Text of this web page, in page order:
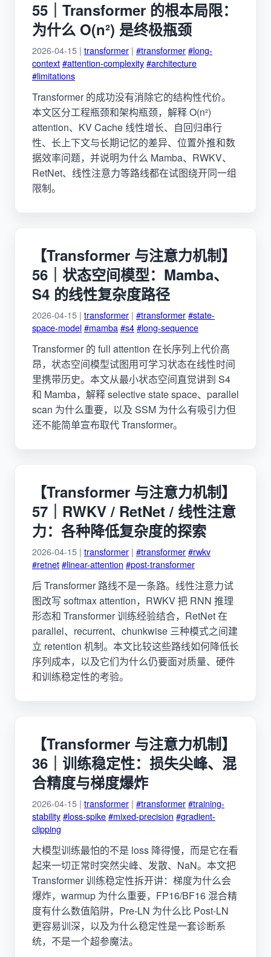
55｜Transformer 的根本局限：
为什么 O(n²) 是终极瓶颈
2026-04-15 | transformer | #transformer#long-
context#attention-complexity#architecture
#limitations
Transformer 的成功没有消除它的结构性代价。
本文区分工程瓶颈和架构瓶颈，解释 O(n²)
attention、KV Cache 线性增长、自回归串行
性、长上下文与长期记忆的差异、位置外推和数
据效率问题，并说明为什么 Mamba、RWKV、
RetNet、线性注意力等路线都在试图绕开同一组
限制。
【Transformer 与注意力机制】
56｜状态空间模型：Mamba、
S4 的线性复杂度路径
2026-04-15 | transformer | #transformer#state-
space-model#mamba#s4#long-sequence
Transformer 的 full attention 在长序列上代价高
昂，状态空间模型试图用可学习状态在线性时间
里携带历史。本文从最小状态空间直觉讲到 S4
和 Mamba，解释 selective state space、parallel
scan 为什么重要，以及 SSM 为什么有吸引力但
还不能简单宣布取代 Transformer。
【Transformer 与注意力机制】
57｜RWKV / RetNet / 线性注意
力：各种降低复杂度的探索
2026-04-15 | transformer | #transformer#rwkv
#retnet#linear-attention #post-transformer
后 Transformer 路线不是一条路。线性注意力试
图改写 softmax attention，RWKV 把 RNN 推理
形态和 Transformer 训练经验结合，RetNet 在
parallel、recurrent、chunkwise 三种模式之间建
立 retention 机制。本文比较这些路线如何降低长
序列成本，以及它们为什么仍要面对质量、硬件
和训练稳定性的考验。
【Transformer 与注意力机制】
36｜训练稳定性：损失尖峰、混
合精度与梯度爆炸
2026-04-15 | transformer | #transformer#training-
stability#loss-spike#mixed-precision #gradient-
clipping
大模型训练最怕的不是 loss 降得慢，而是它在看
起来一切正常时突然尖峰、发散、NaN。本文把
Transformer 训练稳定性拆开讲：梯度为什么会
爆炸，warmup 为什么重要，FP16/BF16 混合精
度有什么数值陷阱，Pre-LN 为什么比 Post-LN
更容易训深，以及为什么稳定性是一套诊断系
统，不是一个超参魔法。